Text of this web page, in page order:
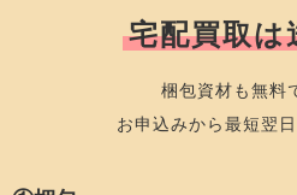
宅配買取は
梱包資材も無料
お申込みから最短翌